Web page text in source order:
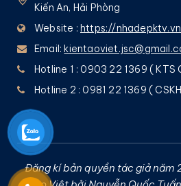
Kiến An, Hải Phòng
Website : https://nhadepktv.vn
Email:
Hotline 1 : 0903 22 1369 ( KTS
Hotline 2 : 0981 22 1369 (
Đăng kí bản quyền tác giả năm